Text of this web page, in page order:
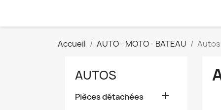
Accueil AUTO - MOTO - BATEAU Autos
AUTOS
Pièces détachées 